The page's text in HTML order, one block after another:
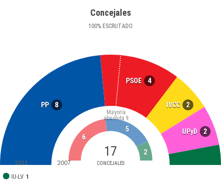
Concejales
100% ESCRUTADO
PP 8
PSOE 4
IVCC 2
UPyD 2
17
CONCEJALES
Mayoría
absoluta 9
IU-LV 1
6
5
2
2011 2007